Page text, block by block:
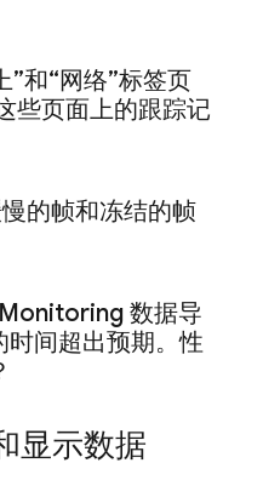
”和“网络”标签页
些页面上的跟踪记
的帧和冻结的帧
数据导
间超出预期。性
显示数据